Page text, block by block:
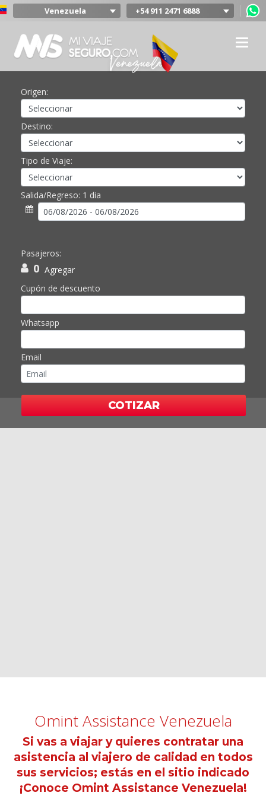
+54 911 2471 6888
Venezuela
Colombia
Mexico
Peru
Origen:
Destino:
Tipo de Viaje:
Salida/Regreso: 1 dia
Pasajeros:
0 Agregar
Cupón de descuento
Whatsapp
Email
COTIZAR
Omint Assistance Venezuela
Si vas a viajar y quieres contratar una
asistencia al viajero de calidad en todos
sus servicios; estás en el sitio indicado
¡Conoce Omint Assistance Venezuela!